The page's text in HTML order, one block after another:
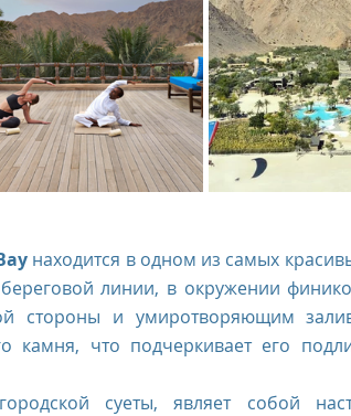
находится в одном из самых
линии, в окружении
стороны и умиротворяющим
камня, что подчеркивает его
суеты, являет собой